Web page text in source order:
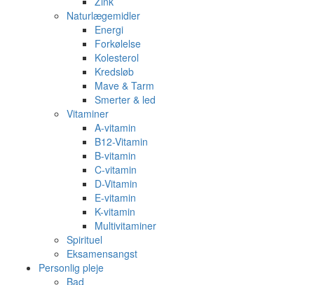
Naturlægemidler
Energi
Forkølelse
Kolesterol
Kredsløb
Mave & Tarm
Smerter & led
Vitaminer
A-vitamin
B12-Vitamin
B-vitamin
C-vitamin
D-Vitamin
E-vitamin
K-vitamin
Multivitaminer
Spirituel
Eksamensangst
Personlig pleje
Bad